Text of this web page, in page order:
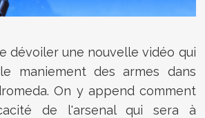
dévoiler une nouvelle vidéo qui
maniement des armes dans
On y append comment
de l'arsenal qui sera à